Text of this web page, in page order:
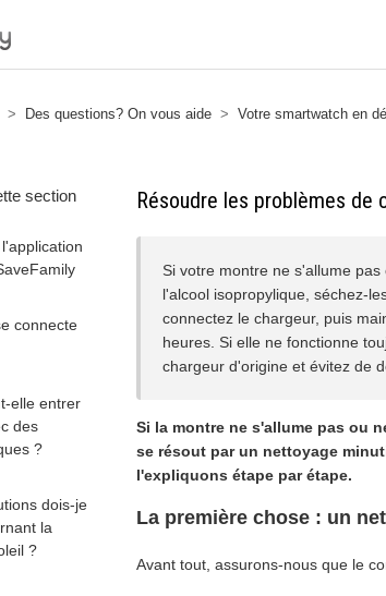
Des questions? On vous aide Votre smartwatch en
section
connecte
elle entrer
des
?
dois-je
la
?
Résoudre les problèmes de
Si votre montre ne s'allume
l'alcool isopropylique, séchez-
connectez le chargeur, puis
heures. Si elle ne fonctionne
chargeur d'origine et évitez de
Si la montre ne s'allume pas ou
se résout par un nettoyage
l'expliquons étape par étape.
La première chose : un
Avant tout, assurons-nous que le